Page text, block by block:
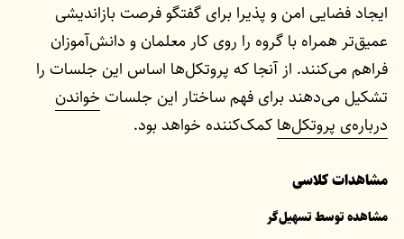
ایجاد فضایی امن و پذیرا برای گفتگو فرصت بازاندیشی
عمیق‌تر همراه با گروه را روی کار معلمان و دانش‌آموزان
فراهم می‌کنند. از آنجا که پروتکل‌ها اساس این جلسات را
تشکیل می‌دهند برای فهم ساختار این جلسات خواندن
درباره‌ی پروتکل‌ها کمک‌کننده خواهد بود.
مشاهدات کلاسی
مشاهده توسط تسهیل‌گر